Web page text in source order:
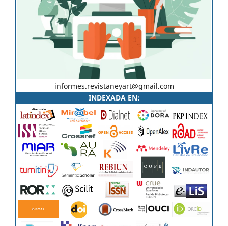
informes.revistaneyart@gmail.com
INDEXADA EN: